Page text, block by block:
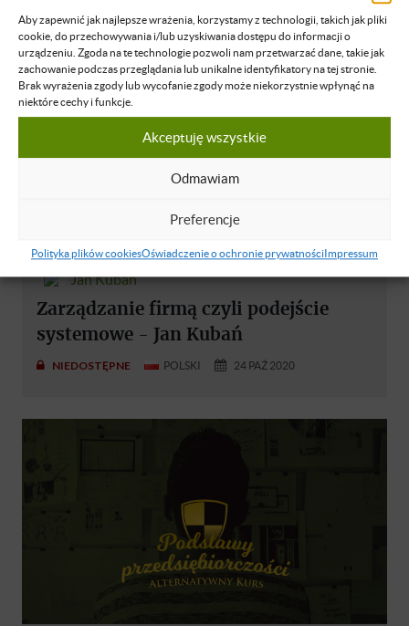
Aby zapewnić jak najlepsze wrażenia, korzystamy z technologii, takich jak pliki
cookie, do przechowywania i/lub uzyskiwania dostępu do informacji o
urządzeniu. Zgoda na te technologie pozwoli nam przetwarzać dane, takie jak
zachowanie podczas przeglądania lub unikalne identyfikatory na tej stronie.
Brak wyrażenia zgody lub wycofanie zgody może niekorzystnie wpłynąć na
niektóre cechy i funkcje.
Akceptuję wszystkie
Odmawiam
Preferencje
Polityka plików cookiesOświadczenie o ochronie prywatnościImpressum
Jan Kubań
Zarządzanie firmą czyli podejście
systemowe - Jan Kubań
NIEDOSTĘPNE POLSKI 24 PAŹ 2020